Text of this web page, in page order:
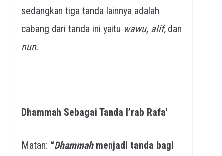
sedangkan tiga tanda lainnya adalah
cabang dari tanda ini yaitu wawu, alif, dan
nun.
Dhammah Sebagai Tanda I’rab Rafa’
Matan: “Dhammah menjadi tanda bagi